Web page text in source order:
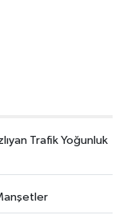
Trafik Yoğunluk